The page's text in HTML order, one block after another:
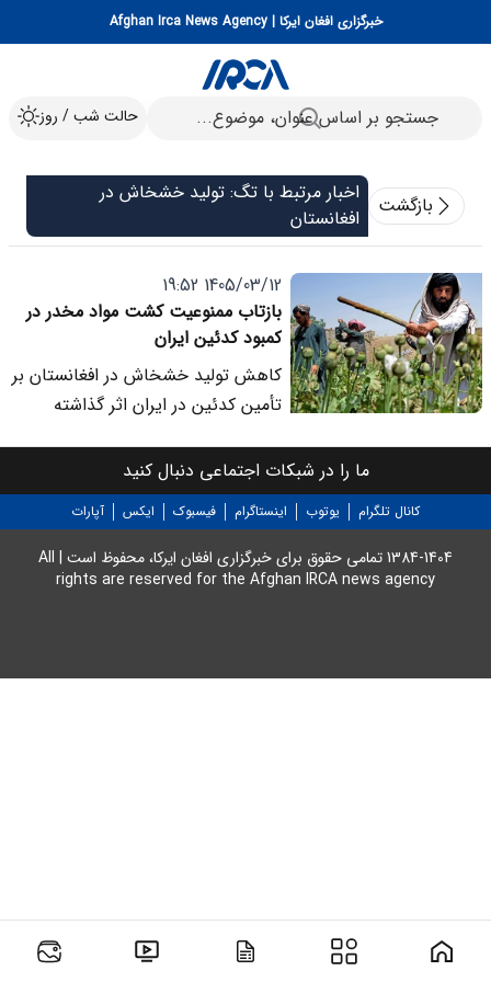
خبرگزاری افغان ایرکا | Afghan Irca News Agency
حالت شب / روز
بازگشت
اخبار مرتبط با تگ: تولید خشخاش در
افغانستان
1405/03/12 19:52
بازتاب ممنوعیت کشت مواد مخدر در
کمبود کدئین ایران
کاهش تولید خشخاش در افغانستان بر
تأمین کدئین در ایران اثر گذاشته
ما را در شبکات اجتماعی دنبال کنید
کانال تلگرام یوتوب اینستاگرام فیسبوک ایکس آپارات
1384-1404 تمامی حقوق برای خبرگزاری افغان ایرکا، محفوظ است | All
rights are reserved for the Afghan IRCA news agency